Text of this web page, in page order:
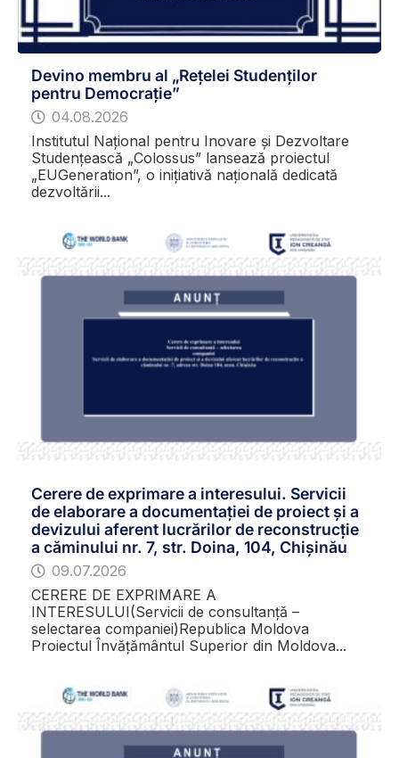
Devino membru al „Rețelei Studenților
pentru Democrație”
04.08.2026
Institutul Național pentru Inovare și Dezvoltare
Studențească „Colossus” lansează proiectul
„EUGeneration”, o inițiativă națională dedicată
dezvoltării...
Cerere de exprimare a interesului. Servicii
de elaborare a documentației de proiect și a
devizului aferent lucrărilor de reconstrucție
a căminului nr. 7, str. Doina, 104, Chișinău
09.07.2026
CERERE DE EXPRIMARE A
INTERESULUI(Servicii de consultanță –
selectarea companiei)Republica Moldova
Proiectul Învățământul Superior din Moldova...